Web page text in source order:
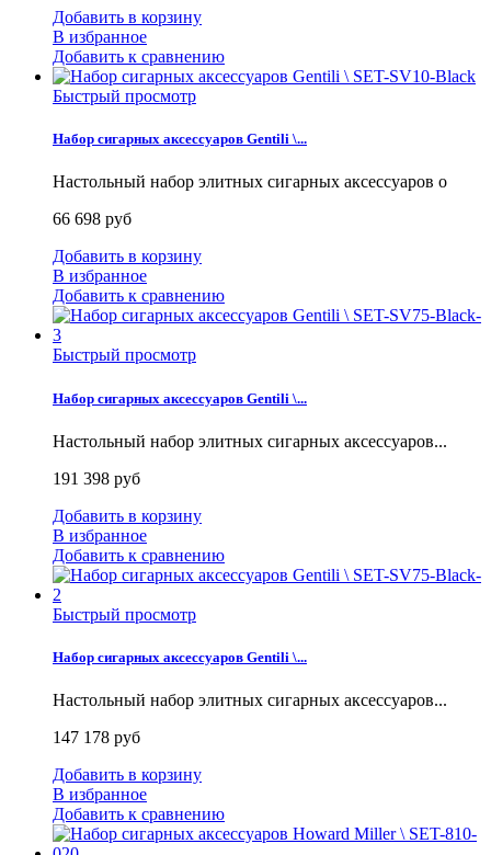
Добавить в корзину
В избранное
Добавить к сравнению
Быстрый просмотр
Набор сигарных аксессуаров Gentili \...
Настольный набор элитных сигарных аксессуаров о
66 698 руб
Добавить в корзину
В избранное
Добавить к сравнению
Быстрый просмотр
Набор сигарных аксессуаров Gentili \...
Настольный набор элитных сигарных аксессуаров...
191 398 руб
Добавить в корзину
В избранное
Добавить к сравнению
Быстрый просмотр
Набор сигарных аксессуаров Gentili \...
Настольный набор элитных сигарных аксессуаров...
147 178 руб
Добавить в корзину
В избранное
Добавить к сравнению